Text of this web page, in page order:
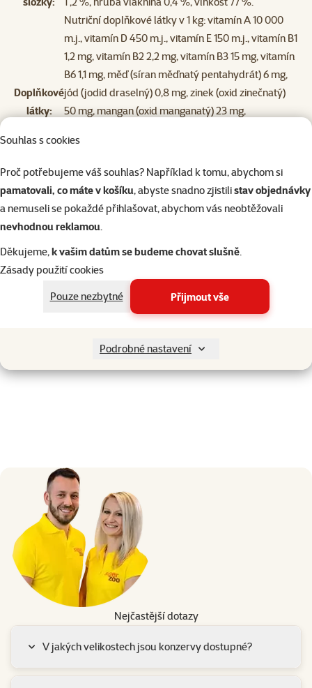
Souhlas s cookies
Proč potřebujeme váš souhlas? Například k tomu, abychom si
pamatovali, co máte v košíku, abyste snadno zjistilistav objednávky
a nemuseli se pokaždé přihlašovat, abychom vás neobtěžovali
nevhodnou reklamou.
Děkujeme,k vašim datům se budeme chovat slušně.
Zásady použití cookies
Pouze nezbytné
Přijmout vše
Podrobné nastavení
Doplňkové
látky:
Nutriční doplňkové látky v 1 kg: vitamín A 10 000
m.j., vitamín D 450 m.j., vitamín E 150 m.j., vitamín B1
1,2 mg, vitamín B2 2,2 mg, vitamín B3 15 mg, vitamín
B6 1,1 mg, měď (síran měďnatý pentahydrát) 6 mg,
jód (jodid draselný) 0,8 mg, zinek (oxid zinečnatý)
50 mg, mangan (oxid manganatý) 23 mg,
Technologické doplňkové látky: guarová guma 9 g.
m.j. = mezinárodní jednotky. Metabolizovatelná
energie: 1 120 kcal/kg.
Nejčastější dotazy
V jakých velikostech jsou konzervy dostupné?